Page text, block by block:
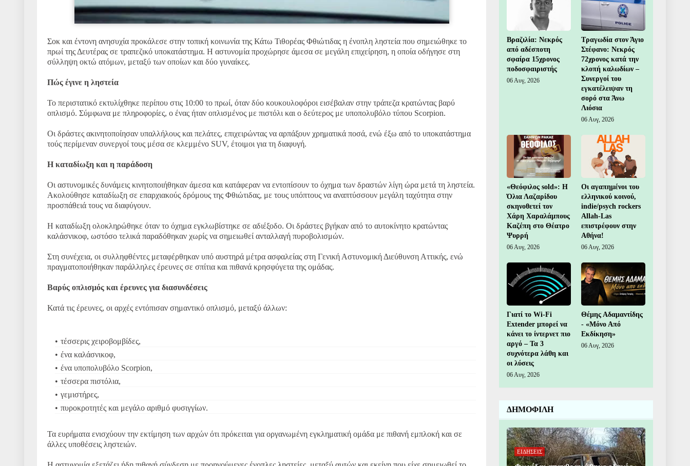
Σοκ και έντονη ανησυχία προκάλεσε στην τοπική κοινωνία της Κάτω Τιθορέας Φθιώτιδας η ένοπλη ληστεία που σημειώθηκε το
πρωί της Δευτέρας σε τραπεζικό υποκατάστημα. Η αστυνομία προχώρησε άμεσα σε μεγάλη επιχείρηση, η οποία οδήγησε στη
σύλληψη οκτώ ατόμων, μεταξύ των οποίων και δύο γυναίκες.
Πώς έγινε η ληστεία
Το περιστατικό εκτυλίχθηκε περίπου στις 10:00 το πρωί, όταν δύο κουκουλοφόροι εισέβαλαν στην τράπεζα κρατώντας βαρύ
οπλισμό. Σύμφωνα με πληροφορίες, ο ένας ήταν οπλισμένος με πιστόλι και ο δεύτερος με υποπολυβόλο τύπου Scorpion.
Οι δράστες ακινητοποίησαν υπαλλήλους και πελάτες, επιχειρώντας να αρπάξουν χρηματικά ποσά, ενώ έξω από το υποκατάστημα
τούς περίμεναν συνεργοί τους μέσα σε κλεμμένο SUV, έτοιμοι για τη διαφυγή.
Η καταδίωξη και η παράδοση
Οι αστυνομικές δυνάμεις κινητοποιήθηκαν άμεσα και κατάφεραν να εντοπίσουν το όχημα των δραστών λίγη ώρα μετά τη ληστεία.
Ακολούθησε καταδίωξη σε επαρχιακούς δρόμους της Φθιώτιδας, με τους υπόπτους να αναπτύσσουν μεγάλη ταχύτητα στην
προσπάθειά τους να διαφύγουν.
Η καταδίωξη ολοκληρώθηκε όταν το όχημα εγκλωβίστηκε σε αδιέξοδο. Οι δράστες βγήκαν από το αυτοκίνητο κρατώντας
καλάσνικοφ, ωστόσο τελικά παραδόθηκαν χωρίς να σημειωθεί ανταλλαγή πυροβολισμών.
Στη συνέχεια, οι συλληφθέντες μεταφέρθηκαν υπό αυστηρά μέτρα ασφαλείας στη Γενική Αστυνομική Διεύθυνση Αττικής, ενώ
πραγματοποιήθηκαν παράλληλες έρευνες σε σπίτια και πιθανά κρησφύγετα της ομάδας.
Βαρύς οπλισμός και έρευνες για διασυνδέσεις
Κατά τις έρευνες, οι αρχές εντόπισαν σημαντικό οπλισμό, μεταξύ άλλων:
τέσσερις χειροβομβίδες,
ένα καλάσνικοφ,
ένα υποπολυβόλο Scorpion,
τέσσερα πιστόλια,
γεμιστήρες,
πυροκροτητές και μεγάλο αριθμό φυσιγγίων.
Τα ευρήματα ενισχύουν την εκτίμηση των αρχών ότι πρόκειται για οργανωμένη εγκληματική ομάδα με πιθανή εμπλοκή και σε
άλλες υποθέσεις ληστειών.
Βραζιλία: Νεκρός
από αδέσποτη
σφαίρα 15χρονος
ποδοσφαιριστής
06 Αυγ, 2026
Τραγωδία στον Άγιο
Στέφανο: Νεκρός
72χρονος κατά την
κλοπή καλωδίων –
Συνεργοί του
εγκατέλειψαν τη
σορό στα Άνω
Λιόσια
06 Αυγ, 2026
«Θεόφιλος sold»: Η
Όλια Λαζαρίδου
σκηνοθετεί τον
Χάρη Χαραλάμπους
Καζέπη στο Θέατρο
Ψυρρή
06 Αυγ, 2026
Οι αγαπημένοι του
ελληνικού κοινού,
indie/psych rockers
Allah-Las
επιστρέφουν στην
Αθήνα!
06 Αυγ, 2026
Γιατί το Wi-Fi
Extender μπορεί να
κάνει το ίντερνετ πιο
αργό – Τα 3
συχνότερα λάθη και
οι λύσεις
06 Αυγ, 2026
Θέμης Αδαμαντίδης
- «Μόνο Από
Εκδίκηση»
06 Αυγ, 2026
ΔΗΜΟΦΙΛΗ
ΕΙΔΗΣΕΙΣ